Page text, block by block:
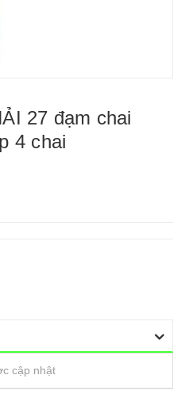
27 đạm chai
4 chai
cập nhật